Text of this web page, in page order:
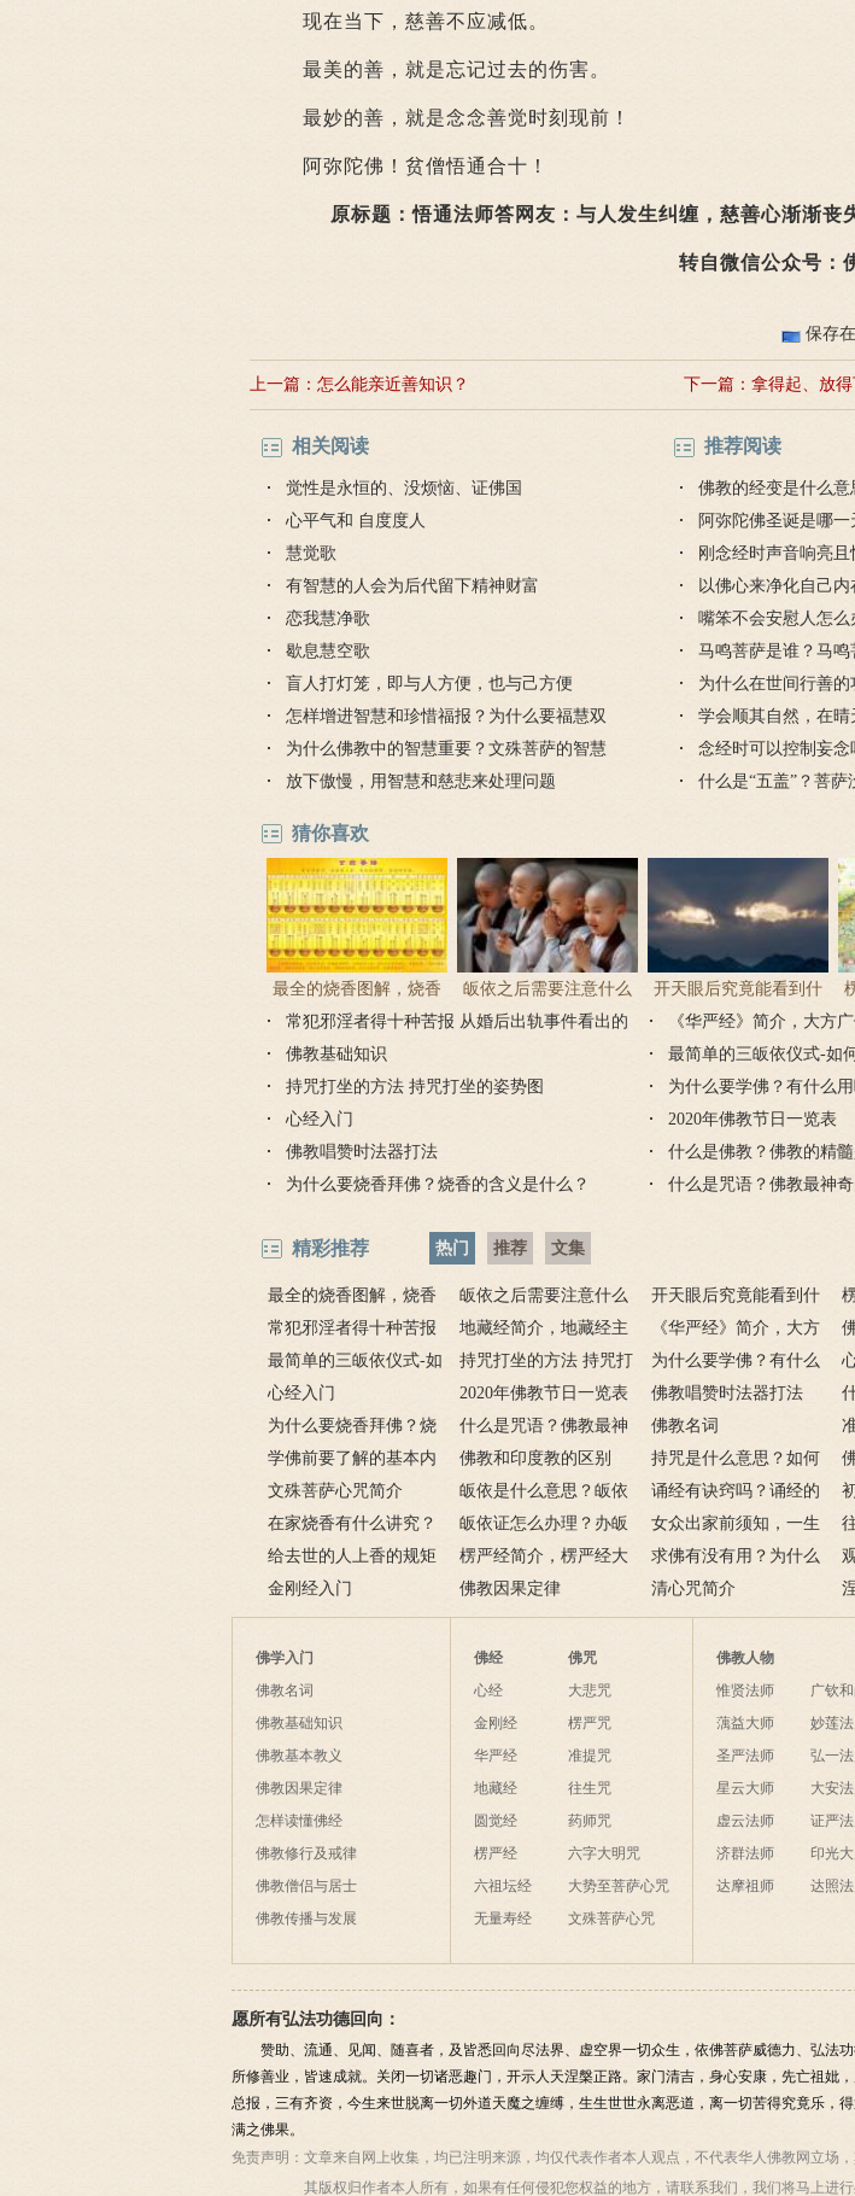
现在当下，慈善不应减低。
最美的善，就是忘记过去的伤害。
最妙的善，就是念念善觉时刻现前！
阿弥陀佛！贫僧悟通合十！
原标题：悟通法师答网友：与人发生纠缠，慈善心渐渐丧
转自微信公众号：
保存
上一篇： 怎么能亲近善知识？ 下一篇： 拿得起、放
相关阅读
觉性是永恒的、没烦恼、证佛国
心平气和 自度度人
慧觉歌
有智慧的人会为后代留下精神财富
恋我慧净歌
歇息慧空歌
盲人打灯笼，即与人方便，也与己方便
怎样增进智慧和珍惜福报？为什么要福慧双
修？
为什么佛教中的智慧重要？文殊菩萨的智慧
有多深？
放下傲慢，用智慧和慈悲来处理问题
推荐阅读
佛教的经变是什么意
阿弥陀佛圣诞是哪
迎弥陀圣诞
刚念经时声音响亮
什么？
以佛心来净化自己内
嘴笨不会安慰人怎么
马鸣菩萨是谁？马
为什么在世间行善
学会顺其自然，在
雨
念经时可以控制妄念
什么是“五盖”？菩萨
猜你喜欢
最全的烧香图解，烧香
有何含义与讲究？
皈依之后需要注意什么
吗 皈依佛门后的注意事
开天眼后究竟能看到什
么？
常犯邪淫者得十种苦报 从婚后出轨事件看出的
因果报应
《华严经》简介，大方
佛教基础知识
最简单的三皈依仪式-如
持咒打坐的方法 持咒打坐的姿势图
为什么要学佛？有什么用
心经入门
2020年佛教节日一览表
佛教唱赞时法器打法
什么是佛教？佛教的精
为什么要烧香拜佛？烧香的含义是什么？
什么是咒语？佛教最神
精彩推荐 热门 推荐 文集
最全的烧香图解，烧香
有何含义与讲究？
皈依之后需要注意什么
吗 皈依佛门后的注意事
项
开天眼后究竟能看到什
么？
常犯邪淫者得十种苦报
从婚后出轨事件看出的因
果报应
地藏经简介，地藏经主
要讲什么？
《华严经》简介，大方
广佛华严经讲什么？
最简单的三皈依仪式-如
何授三皈五戒居士仪轨
持咒打坐的方法 持咒打
坐的姿势图
为什么要学佛？有什么
用呢？
心经入门 2020年佛教节日一览表 佛教唱赞时法器打法
为什么要烧香拜佛？烧
香的含义是什么？
什么是咒语？佛教最神
奇的九个咒语
佛教名词
学佛前要了解的基本内
容
佛教和印度教的区别
持咒是什么意思？如何
持咒？
文殊菩萨心咒简介
皈依是什么意思？皈依
三宝又是什么意思？
诵经有诀窍吗？诵经的
十二条诀窍
在家烧香有什么讲究？
一些禁忌千万不要触
碰！
皈依证怎么办理？办皈
依证后的忌讳是什么？
女众出家前须知，一生
只有一次出家机会
给去世的人上香的规矩
楞严经简介，楞严经大
致在讲什么？
求佛有没有用？为什么
说佛菩萨可以保佑人？
金刚经入门 佛教因果定律 清心咒简介
佛学入门
佛教名词
佛教基础知识
佛教基本教义
佛教因果定律
怎样读懂佛经
佛教修行及戒律
佛教僧侣与居士
佛教传播与发展
佛经
心经
金刚经
华严经
地藏经
圆觉经
楞严经
六祖坛经
无量寿经
佛咒
大悲咒
楞严咒
准提咒
往生咒
药师咒
六字大明咒
大势至菩萨心咒
文殊菩萨心咒
佛教人物
惟贤法师
蕅益大师
圣严法师
星云大师
虚云法师
济群法师
达摩祖师
广钦
妙莲
弘一
大安
证严
印光
达照
愿所有弘法功德回向：
赞助、流通、见闻、随喜者，及皆悉回向尽法界、虚空界一切众生，依佛菩萨威德力、弘法
所修善业，皆速成就。关闭一切诸恶趣门，开示人天涅槃正路。家门清吉，身心安康，先亡祖
总报，三有齐资，今生来世脱离一切外道天魔之缠缚，生生世世永离恶道，离一切苦得究竟乐，
满之佛果。
免责声明： 文章来自网上收集，均已注明来源，均仅代表作者本人观点，不代表华人佛教网立场，
其版权归作者本人所有，如果有任何侵犯您权益的地方，请联系我们，我们将马上进行